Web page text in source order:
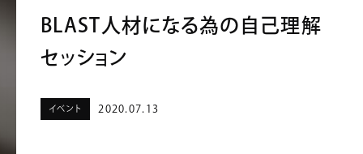
BLAST人材になる為の自己理解
セッション
イベント 2020.07.13